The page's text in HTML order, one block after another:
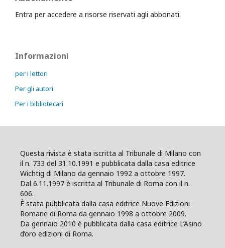
Entra per accedere a risorse riservati agli abbonati.
Informazioni
per i lettori
Per gli autori
Per i bibliotecari
Questa rivista è stata iscritta al Tribunale di Milano con
il n. 733 del 31.10.1991 e pubblicata dalla casa editrice
Wichtig di Milano da gennaio 1992 a ottobre 1997.
Dal 6.11.1997 è iscritta al Tribunale di Roma con il n.
606.
È stata pubblicata dalla casa editrice Nuove Edizioni
Romane di Roma da gennaio 1998 a ottobre 2009.
Da gennaio 2010 è pubblicata dalla casa editrice L’Asino
d’oro edizioni di Roma.